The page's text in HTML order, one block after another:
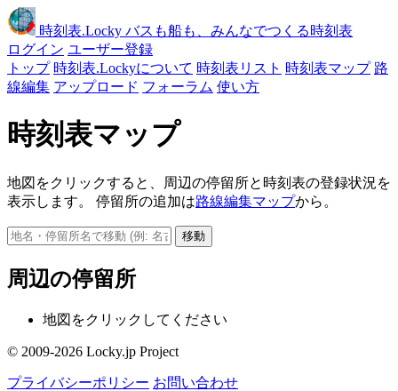
時刻表.Locky バスも船も、みんなでつくる時刻表
ログイン ユーザー登録
トップ 時刻表.Lockyについて 時刻表リスト 時刻表マップ 路
線編集 アップロード フォーラム 使い方
時刻表マップ
地図をクリックすると、周辺の停留所と時刻表の登録状況を
表示します。 停留所の追加は路線編集マップから。
移動
周辺の停留所
地図をクリックしてください
© 2009-2026 Locky.jp Project
プライバシーポリシー お問い合わせ